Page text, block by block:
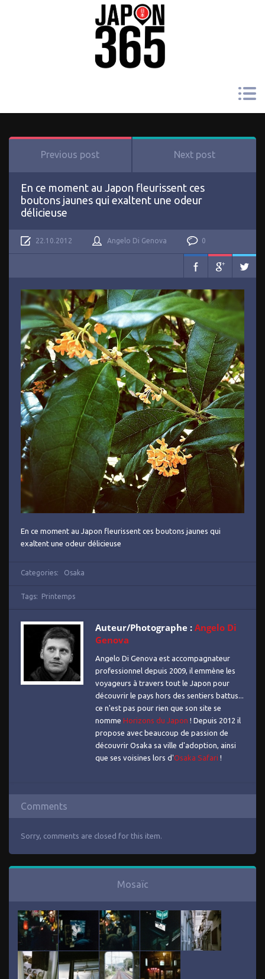
Previous post Next post
En ce moment au Japon fleurissent ces
boutons jaunes qui exaltent une odeur
délicieuse
22.10.2012 Angelo Di Genova 0
En ce moment au Japon fleurissent ces boutons jaunes qui
exaltent une odeur délicieuse
Categories: Osaka
Tags: Printemps
Auteur/Photographe : Angelo Di
Genova
Angelo Di Genova est accompagnateur
professionnel depuis 2009, il emmène les
voyageurs à travers tout le Japon pour
découvrir le pays hors des sentiers battus...
ce n'est pas pour rien que son site se
nomme Horizons du Japon ! Depuis 2012 il
propose avec beaucoup de passion de
découvrir Osaka sa ville d'adoption, ainsi
que ses voisines lors d'Osaka Safari !
Comments
Sorry, comments are closed for this item.
Mosaïc